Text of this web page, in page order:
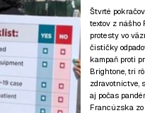
Štvrté
textov z nášho
protesty vo
čističky
kampaň proti
Brightone, tri
zdravotníctve,
aj počas
Francúzska zo